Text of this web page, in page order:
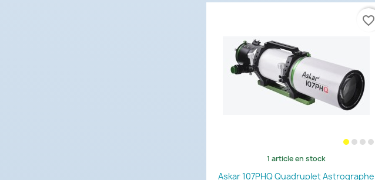
Aperçu rapide
1 article en stock
Askar 107PHQ Quadruplet Astrographe
favorite_border